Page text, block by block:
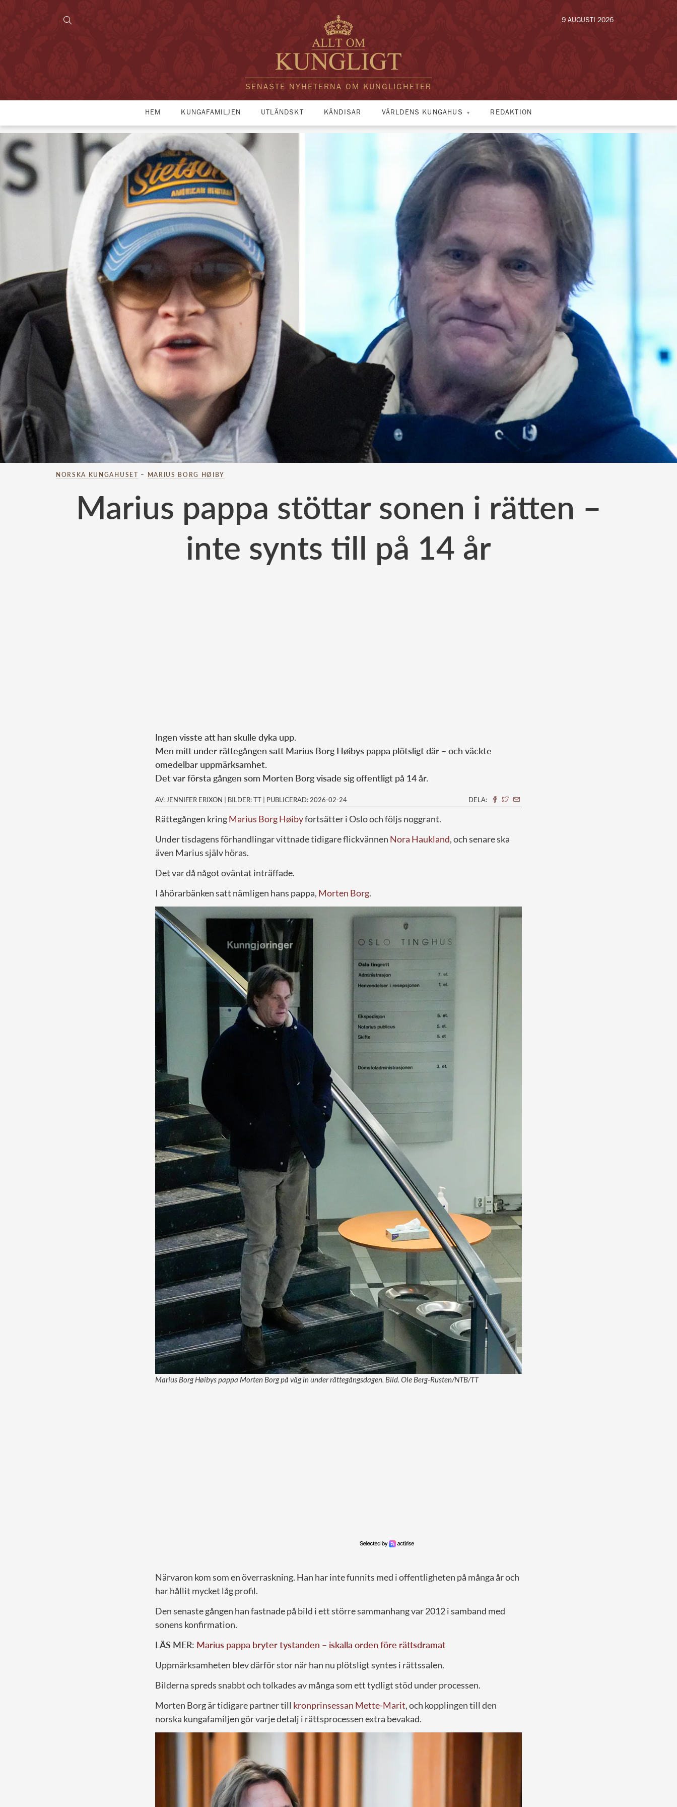
SENASTE NYHETERNA OM KUNGLIGHETER
9 AUGUSTI 2026
HEM KUNGAFAMILJEN UTLÄNDSKT KÄNDISAR VÄRLDENS KUNGAHUS REDAKTION
NORSKA KUNGAHUSET – MARIUS BORG HØIBY
Marius pappa stöttar sonen i rätten –
inte synts till på 14 år
Ingen visste att han skulle dyka upp.
Men mitt under rättegången satt Marius Borg Høibys pappa plötsligt där – och väckte
omedelbar uppmärksamhet.
Det var första gången som Morten Borg visade sig offentligt på 14 år.
AV: JENNIFER ERIXON | BILDER: TT | PUBLICERAD: 2026-02-24 DELA:
Rättegången kringMarius Borg Høibyfortsätter i Oslo och följs noggrant.
Under tisdagens förhandlingar vittnade tidigare flickvännen Nora Haukland, och senare ska
även Marius själv höras.
Det var då något oväntat inträffade.
I åhörarbänken satt nämligen hans pappa, Morten Borg.
Marius Borg Høibys pappa Morten Borg på väg in under rättegångsdagen. Bild. Ole Berg-Rusten/NTB/TT
Närvaron kom som en överraskning. Han har inte funnits med i offentligheten på många år och
har hållit mycket låg profil.
Den senaste gången han fastnade på bild i ett större sammanhang var 2012 i samband med
sonens konfirmation.
LÄS MER: Marius pappa bryter tystanden – iskalla orden före rättsdramat
Uppmärksamheten blev därför stor när han nu plötsligt syntes i rättssalen.
Bilderna spreds snabbt och tolkades av många som ett tydligt stöd under processen.
Morten Borg är tidigare partner till kronprinsessan Mette-Marit, och kopplingen till den
norska kungafamiljen gör varje detalj i rättsprocessen extra bevakad.